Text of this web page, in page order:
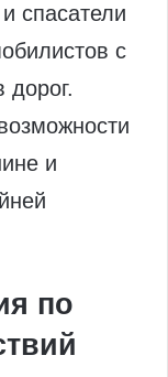
спасатели
с
дорог.
и
по